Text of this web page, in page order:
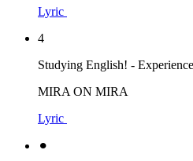
Lyric
4
Studying English! -
MIRA ON MIRA
Lyric
⚫︎